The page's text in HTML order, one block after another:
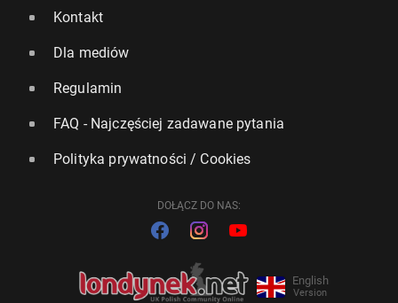
Kontakt
Dla mediów
Regulamin
FAQ - Najczęściej zadawane pytania
Polityka prywatności / Cookies
DOŁĄCZ DO NAS:
English
Version